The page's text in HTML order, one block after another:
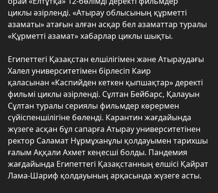
циклы әзірленді. «Атырау облысының құрметті
азаматы» атағын алған асқар бел азаматтар туралы
«Құрметті азамат» хабарлар циклы шықты.
Египеттегі Қазақстан елшілігімен және Атыраудағы
Халел университетімен бірлесіп Каир
қаласынан «Каспийден кеткен қыпшақтар» деректі
фильмі циклы әзірленді. Сұлтан Бейбарс, Қалауын
Сұлтан туралы сериялы фильмдер көрермен
сүйіспеншілігіне бөленді. Карантин жағдайында
жүзеге асқан бұл сапарға Атырау университетінен
ректор Саламат Нұрмұханұлы қолдауымен тарихшы
ғалым Аққали Ахмет кеңесші болды. Пандемия
жағдайында Египеттегі Қазақстанның елшісі Қайрат
Лама-Шариф қолдауының арқасында жүзеге асты.